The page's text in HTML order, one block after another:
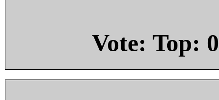
Vote: Top: 0